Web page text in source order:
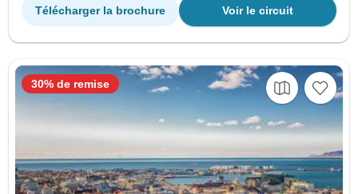
Voir le circuit
Télécharger la brochure
30% de remise